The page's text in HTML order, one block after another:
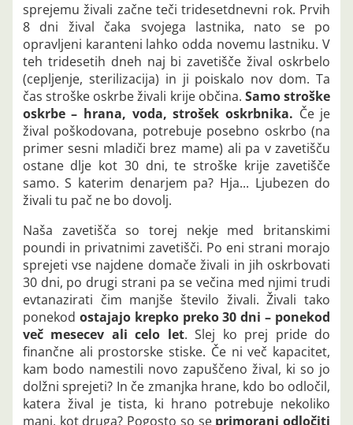
sprejemu živali začne teči tridesetdnevni rok. Prvih
8 dni žival čaka svojega lastnika, nato se po
opravljeni karanteni lahko odda novemu lastniku. V
teh tridesetih dneh naj bi zavetišče žival oskrbelo
(cepljenje, sterilizacija) in ji poiskalo nov dom. Ta
čas stroške oskrbe živali krije občina.Samo stroške
oskrbe – hrana, voda, strošek oskrbnika. Če je
žival poškodovana, potrebuje posebno oskrbo (na
primer sesni mladiči brez mame) ali pa v zavetišču
ostane dlje kot 30 dni, te stroške krije zavetišče
samo. S katerim denarjem pa? Hja... Ljubezen do
živali tu pač ne bo dovolj.
Naša zavetišča so torej nekje med britanskimi
poundi in privatnimi zavetišči. Po eni strani morajo
sprejeti vse najdene domače živali in jih oskrbovati
30 dni, po drugi strani pa se večina med njimi trudi
evtanazirati čim manjše število živali. Živali tako
ponekod ostajajo krepko preko 30 dni – ponekod
več mesecev ali celo let. Slej ko prej pride do
finančne ali prostorske stiske. Če ni več kapacitet,
kam bodo namestili novo zapuščeno žival, ki so jo
dolžni sprejeti? In če zmanjka hrane, kdo bo odločil,
katera žival je tista, ki hrano potrebuje nekoliko
manj, kot druga? Pogosto so se primorani odločiti